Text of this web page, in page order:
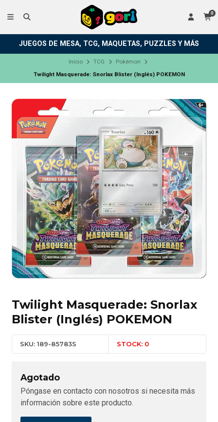
0
JUEGOS DE MESA, TCG, MAQUETAS, PUZZLES Y MÁS
Inicio TCG
Pokémon
Twilight Masquerade: Snorlax Blister (Inglés) POKEMON
Twilight Masquerade: Snorlax
Blister (Inglés) POKEMON
SKU: 189-85783S STOCK: 0
Agotado
Póngase en contacto con nosotros si necesita más
información sobre este producto.